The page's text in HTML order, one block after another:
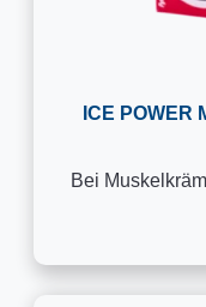
ICE POWER
Bei